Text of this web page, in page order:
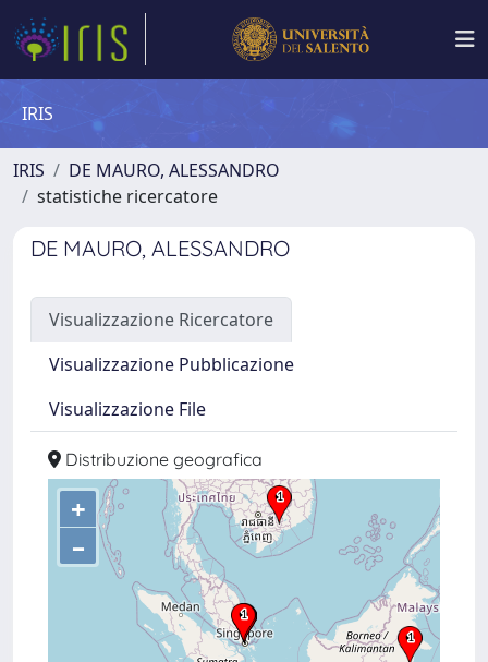
IRIS
IRIS
DE MAURO, ALESSANDRO
statistiche ricercatore
DE MAURO, ALESSANDRO
Visualizzazione Ricercatore
Visualizzazione Pubblicazione
Visualizzazione File
Distribuzione geografica
+
–